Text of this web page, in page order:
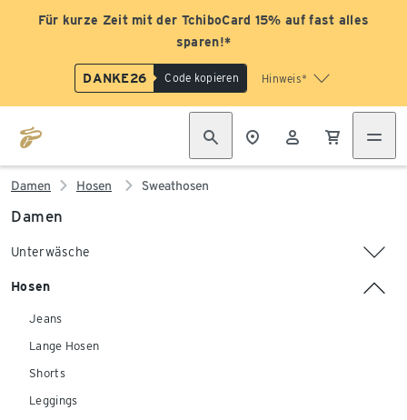
Für kurze Zeit mit der TchiboCard 15% auf fast alles
sparen!*
DANKE26 Code kopieren Hinweis*
Damen Hosen Sweathosen
Damen
Unterwäsche
Hosen
Jeans
Lange Hosen
Shorts
Leggings